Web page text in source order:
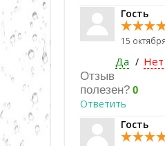
Гость
15
Да / Нет
Отзыв
полезен? 0
Ответить
Гость